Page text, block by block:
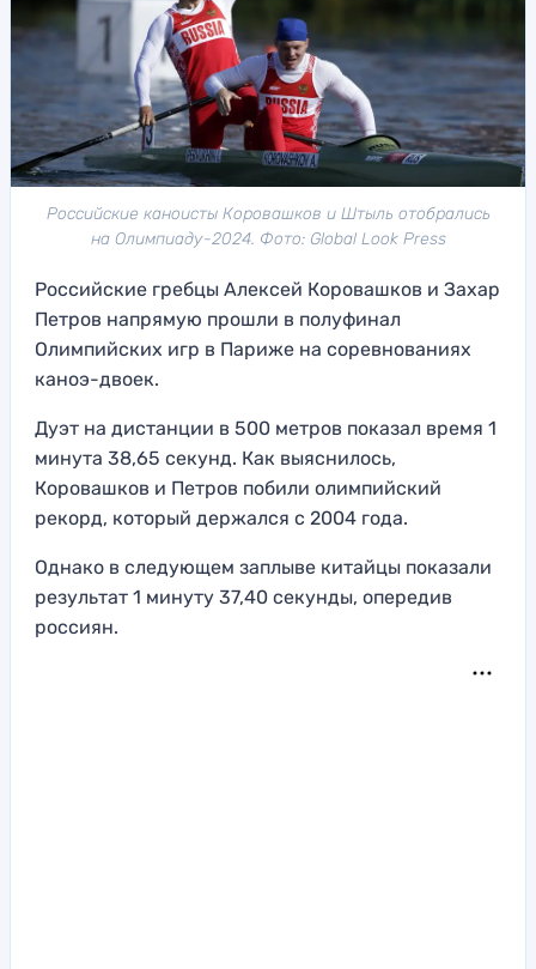
Российские каноисты Коровашков и Штыль отобрались
на Олимпиаду-2024. Фото: Global Look Press
Российские гребцы Алексей Коровашков и Захар
Петров напрямую прошли в полуфинал
Олимпийских игр в Париже на соревнованиях
каноэ-двоек.
Дуэт на дистанции в 500 метров показал время 1
минута 38,65 секунд. Как выяснилось,
Коровашков и Петров побили олимпийский
рекорд, который держался с 2004 года.
Однако в следующем заплыве китайцы показали
результат 1 минуту 37,40 секунды, опередив
россиян.